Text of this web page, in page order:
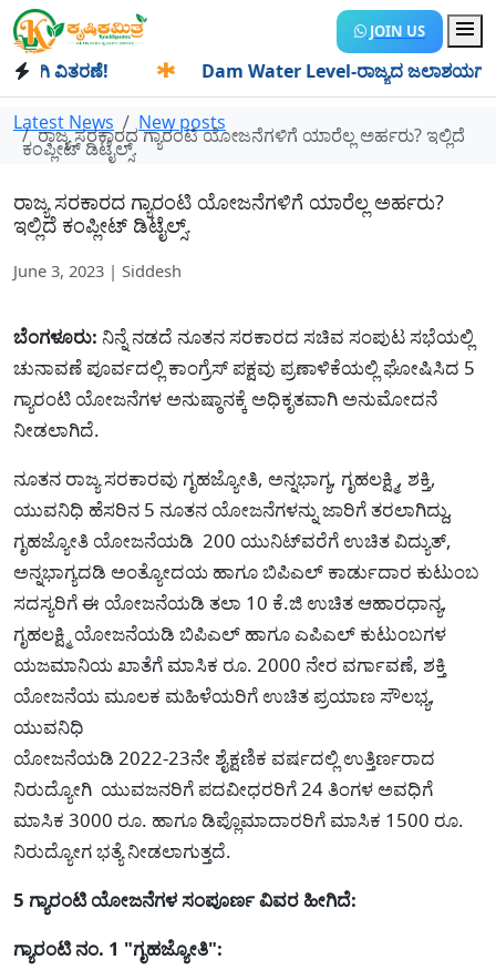
JOIN US
ವಿತರಣೆ! Dam Water Level-ರಾಜ್ಯದ ಜಲಾಶಯಗಳಿಗೆ
Latest News New posts
ರಾಜ್ಯ ಸರಕಾರದ ಗ್ಯಾರಂಟಿ ಯೋಜನೆಗಳಿಗೆ ಯಾರೆಲ್ಲ ಅರ್ಹರು? ಇಲ್ಲಿದೆ
ಕಂಪ್ಲೀಟ್ ಡಿಟೈಲ್ಸ್.
ರಾಜ್ಯ ಸರಕಾರದ ಗ್ಯಾರಂಟಿ ಯೋಜನೆಗಳಿಗೆ ಯಾರೆಲ್ಲ ಅರ್ಹರು?
ಇಲ್ಲಿದೆ ಕಂಪ್ಲೀಟ್ ಡಿಟೈಲ್ಸ್.
June 3, 2023 | Siddesh
ಬೆಂಗಳೂರು: ನಿನ್ನೆ ನಡದೆ ನೂತನ ಸರಕಾರದ ಸಚಿವ ಸಂಪುಟ ಸಭೆಯಲ್ಲಿ
ಚುನಾವಣೆ ಪೂರ್ವದಲ್ಲಿ ಕಾಂಗ್ರೆಸ್ ಪಕ್ಷವು ಪ್ರಣಾಳಿಕೆಯಲ್ಲಿ ಘೋಷಿಸಿದ 5
ಗ್ಯಾರಂಟಿ ಯೋಜನೆಗಳ ಅನುಷ್ಠಾನಕ್ಕೆ ಅಧಿಕೃತವಾಗಿ ಅನುಮೋದನೆ
ನೀಡಲಾಗಿದೆ.
ನೂತನ ರಾಜ್ಯ ಸರಕಾರವು ಗೃಹಜ್ಯೋತಿ, ಅನ್ನಭಾಗ್ಯ, ಗೃಹಲಕ್ಷ್ಮಿ, ಶಕ್ತಿ,
ಯುವನಿಧಿ ಹೆಸರಿನ 5 ನೂತನ ಯೋಜನೆಗಳನ್ನು ಜಾರಿಗೆ ತರಲಾಗಿದ್ದು,
ಗೃಹಜ್ಯೋತಿ ಯೋಜನೆಯಡಿ 200 ಯುನಿಟ್‌ವರೆಗೆ ಉಚಿತ ವಿದ್ಯುತ್,
ಅನ್ನಭಾಗ್ಯದಡಿ ಅಂತ್ಯೋದಯ ಹಾಗೂ ಬಿಪಿಎಲ್ ಕಾರ್ಡುದಾರ ಕುಟುಂಬ
ಸದಸ್ಯರಿಗೆ ಈ ಯೋಜನೆಯಡಿ ತಲಾ 10 ಕೆ.ಜಿ ಉಚಿತ ಆಹಾರಧಾನ್ಯ,
ಗೃಹಲಕ್ಷ್ಮಿ ಯೋಜನೆಯಡಿ ಬಿಪಿಎಲ್ ಹಾಗೂ ಎಪಿಎಲ್ ಕುಟುಂಬಗಳ
ಯಜಮಾನಿಯ ಖಾತೆಗೆ ಮಾಸಿಕ ರೂ. 2000 ನೇರ ವರ್ಗಾವಣೆ, ಶಕ್ತಿ
ಯೋಜನೆಯ ಮೂಲಕ ಮಹಿಳೆಯರಿಗೆ ಉಚಿತ ಪ್ರಯಾಣ ಸೌಲಭ್ಯ,
ಯುವನಿಧಿ
ಯೋಜನೆಯಡಿ 2022-23ನೇ ಶೈಕ್ಷಣಿಕ ವರ್ಷದಲ್ಲಿ ಉತ್ತಿರ್ಣರಾದ
ನಿರುದ್ಯೋಗಿ ಯುವಜನರಿಗೆ ಪದವೀಧರರಿಗೆ 24 ತಿಂಗಳ ಅವಧಿಗೆ
ಮಾಸಿಕ 3000 ರೂ. ಹಾಗೂ ಡಿಪ್ಲೊಮಾದಾರರಿಗೆ ಮಾಸಿಕ 1500 ರೂ.
ನಿರುದ್ಯೋಗ ಭತ್ಯೆ ನೀಡಲಾಗುತ್ತದೆ.
5 ಗ್ಯಾರಂಟಿ ಯೋಜನೆಗಳ ಸಂಪೂರ್ಣ ವಿವರ ಹೀಗಿದೆ:
ಗ್ಯಾರಂಟಿ ನಂ. 1 "ಗೃಹಜ್ಯೋತಿ":